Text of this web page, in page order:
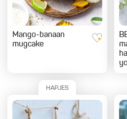
Mango-banaan
mugcake
HAPJES